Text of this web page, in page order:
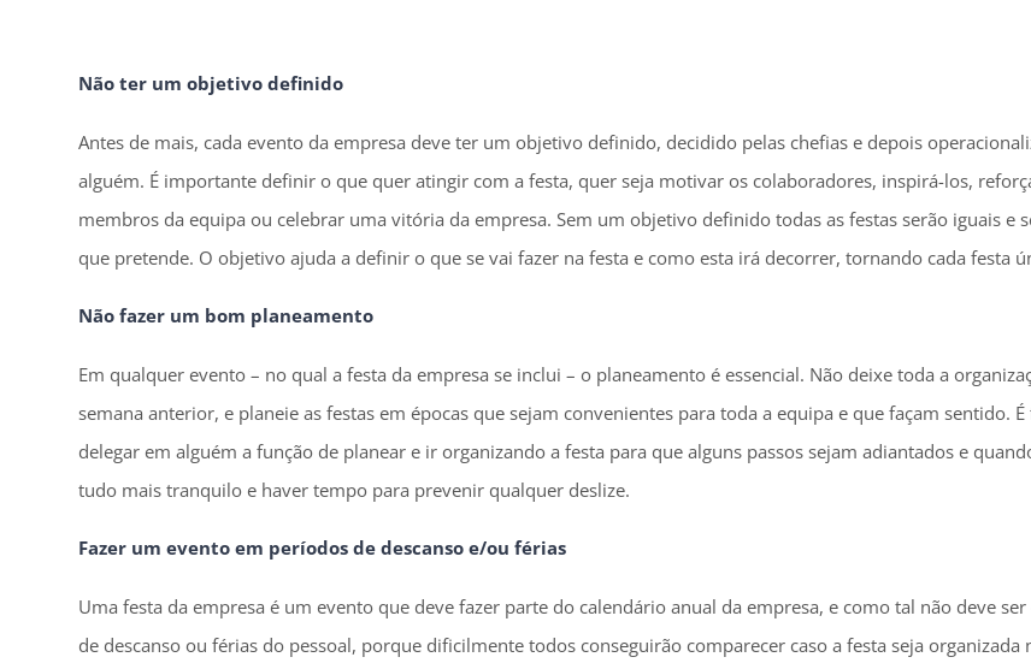
Não ter um objetivo definido
Antes de mais, cada evento da empresa deve ter um objetivo definido, decidido pelas chefias e depois
alguém. É importante definir o que quer atingir com a festa, quer seja motivar os colaboradores, inspirá-los,
membros da equipa ou celebrar uma vitória da empresa. Sem um objetivo definido todas as festas serão iguais e
que pretende. O objetivo ajuda a definir o que se vai fazer na festa e como esta irá decorrer, tornando cada festa
Não fazer um bom planeamento
Em qualquer evento – no qual a festa da empresa se inclui – o planeamento é essencial. Não deixe toda a
semana anterior, e planeie as festas em épocas que sejam convenientes para toda a equipa e que façam sentido.
delegar em alguém a função de planear e ir organizando a festa para que alguns passos sejam adiantados e
tudo mais tranquilo e haver tempo para prevenir qualquer deslize.
Fazer um evento em períodos de descanso e/ou férias
Uma festa da empresa é um evento que deve fazer parte do calendário anual da empresa, e como tal não deve
de descanso ou férias do pessoal, porque dificilmente todos conseguirão comparecer caso a festa seja organizada